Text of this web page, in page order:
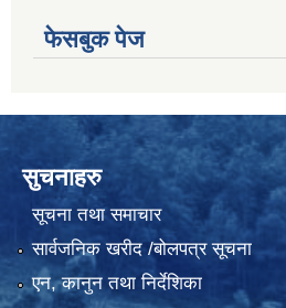
फेसबुक पेज
सुचनाहरु
सूचना तथा समाचार
सार्वजनिक खरीद /बोलपत्र सूचना
एन, कानुन तथा निर्देशिका